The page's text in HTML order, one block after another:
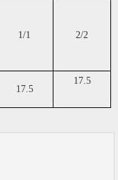
1/1 2/2
17.5
17.5